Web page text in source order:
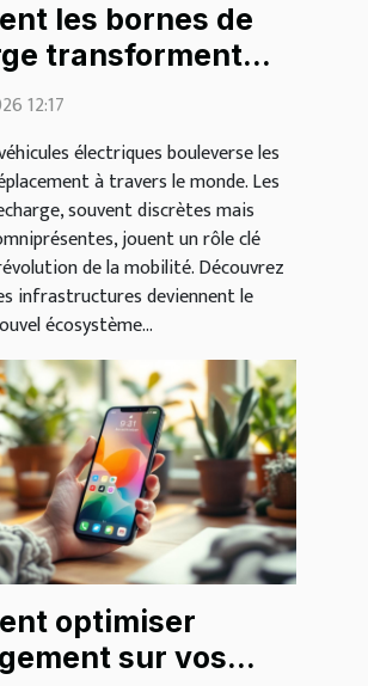
les bornes de
transforment
de la mobilité ?
12:17
électriques bouleverse les
à travers le monde. Les
souvent discrètes mais
jouent un rôle clé
de la mobilité. Découvrez
infrastructures deviennent le
écosystème...
optimiser
sur vos